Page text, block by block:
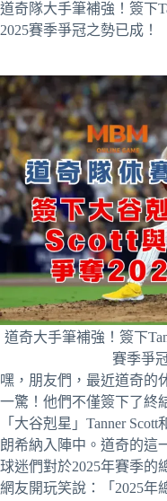
道奇隊大手筆補強！簽下
2025賽季爭冠之勢已成！
道奇大手筆補強！簽下
賽季爭
嘿，朋友們，最近道奇的
一驚！他們不僅簽下了終
「大谷剋星」Tanner
朗希納入陣中。道奇的這
球迷們對於2025年賽季的
網友開玩笑說：「2025年